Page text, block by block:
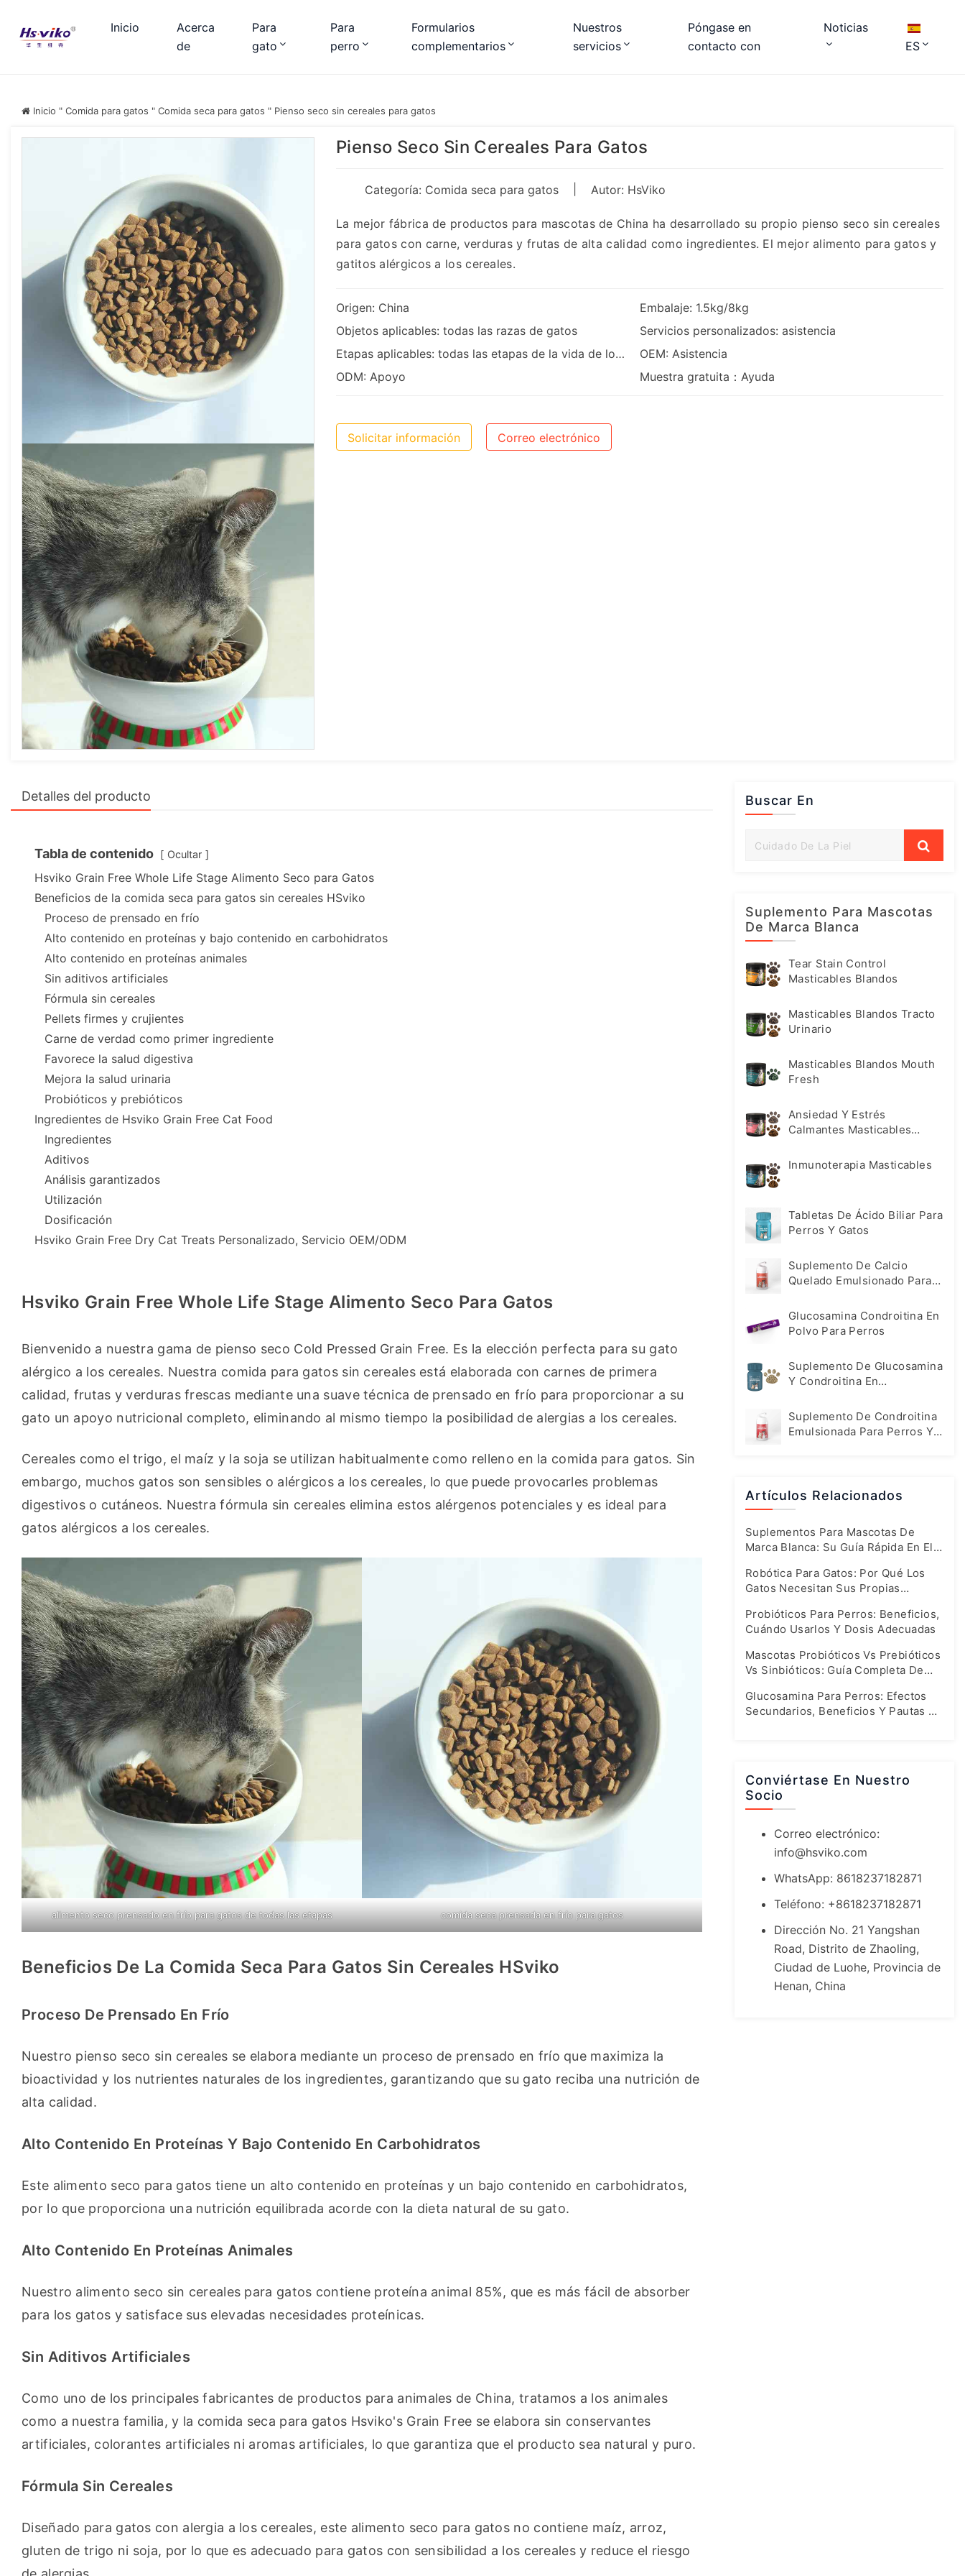
Inicio
Acerca
de
Para
gato
Para
perro
Formularios
complementarios
Nuestros
servicios
Póngase en
contacto con
Noticias
ES
Inicio " Comida para gatos " Comida seca para gatos " Pienso seco sin cereales para gatos
Pienso Seco Sin Cereales Para Gatos
Categoría: Comida seca para gatos Autor: HsViko
La mejor fábrica de productos para mascotas de China ha desarrollado su propio pienso seco sin cereales
para gatos con carne, verduras y frutas de alta calidad como ingredientes. El mejor alimento para gatos y
gatitos alérgicos a los cereales.
Origen: China
Embalaje: 1.5kg/8kg
Objetos aplicables: todas las razas de gatos
Servicios personalizados: asistencia
Etapas aplicables: todas las etapas de la vida de los gatos
OEM: Asistencia
ODM: Apoyo
Muestra gratuita：Ayuda
Solicitar información Correo electrónico
Detalles del producto
Tabla de contenido Ocultar
Hsviko Grain Free Whole Life Stage Alimento Seco para Gatos
Beneficios de la comida seca para gatos sin cereales HSviko
Proceso de prensado en frío
Alto contenido en proteínas y bajo contenido en carbohidratos
Alto contenido en proteínas animales
Sin aditivos artificiales
Fórmula sin cereales
Pellets firmes y crujientes
Carne de verdad como primer ingrediente
Favorece la salud digestiva
Mejora la salud urinaria
Probióticos y prebióticos
Ingredientes de Hsviko Grain Free Cat Food
Ingredientes
Aditivos
Análisis garantizados
Utilización
Dosificación
Hsviko Grain Free Dry Cat Treats Personalizado, Servicio OEM/ODM
Hsviko Grain Free Whole Life Stage Alimento Seco Para Gatos
Bienvenido a nuestra gama de pienso seco Cold Pressed Grain Free. Es la elección perfecta para su gato
alérgico a los cereales. Nuestra comida para gatos sin cereales está elaborada con carnes de primera
calidad, frutas y verduras frescas mediante una suave técnica de prensado en frío para proporcionar a su
gato un apoyo nutricional completo, eliminando al mismo tiempo la posibilidad de alergias a los cereales.
Cereales como el trigo, el maíz y la soja se utilizan habitualmente como relleno en la comida para gatos. Sin
embargo, muchos gatos son sensibles o alérgicos a los cereales, lo que puede provocarles problemas
digestivos o cutáneos. Nuestra fórmula sin cereales elimina estos alérgenos potenciales y es ideal para
gatos alérgicos a los cereales.
alimento seco prensado en frío para gatos de todas las etapas comida seca prensada en frío para gatos
Beneficios De La Comida Seca Para Gatos Sin Cereales HSviko
Proceso De Prensado En Frío
Nuestro pienso seco sin cereales se elabora mediante un proceso de prensado en frío que maximiza la
bioactividad y los nutrientes naturales de los ingredientes, garantizando que su gato reciba una nutrición de
alta calidad.
Alto Contenido En Proteínas Y Bajo Contenido En Carbohidratos
Este alimento seco para gatos tiene un alto contenido en proteínas y un bajo contenido en carbohidratos,
por lo que proporciona una nutrición equilibrada acorde con la dieta natural de su gato.
Alto Contenido En Proteínas Animales
Nuestro alimento seco sin cereales para gatos contiene proteína animal 85%, que es más fácil de absorber
para los gatos y satisface sus elevadas necesidades proteínicas.
Sin Aditivos Artificiales
Como uno de los principales fabricantes de productos para animales de China, tratamos a los animales
como a nuestra familia, y la comida seca para gatos Hsviko's Grain Free se elabora sin conservantes
artificiales, colorantes artificiales ni aromas artificiales, lo que garantiza que el producto sea natural y puro.
Fórmula Sin Cereales
Diseñado para gatos con alergia a los cereales, este alimento seco para gatos no contiene maíz, arroz,
gluten de trigo ni soja, por lo que es adecuado para gatos con sensibilidad a los cereales y reduce el riesgo
Buscar En
Suplemento Para Mascotas
De Marca Blanca
Tear Stain Control
Masticables Blandos
Masticables Blandos Tracto
Urinario
Masticables Blandos Mouth
Fresh
Ansiedad Y Estrés
Calmantes Masticables
Inmunoterapia Masticables
Tabletas De Ácido Biliar Para
Perros Y Gatos
Suplemento De Calcio
Quelado Emulsionado Para
Glucosamina Condroitina En
Polvo Para Perros
Suplemento De Glucosamina
Y Condroitina En
Suplemento De Condroitina
Emulsionada Para Perros Y
Artículos Relacionados
Suplementos Para Mascotas De
Marca Blanca: Su Guía Rápida En El
Robótica Para Gatos: Por Qué Los
Gatos Necesitan Sus Propias
Probióticos Para Perros: Beneficios,
Cuándo Usarlos Y Dosis Adecuadas
Mascotas Probióticos Vs Prebióticos
Vs Sinbióticos: Guía Completa De
Glucosamina Para Perros: Efectos
Secundarios, Beneficios Y Pautas De
Conviértase En Nuestro
Socio
Correo electrónico:
info@hsviko.com
WhatsApp: 8618237182871
Teléfono: +8618237182871
Dirección No. 21 Yangshan
Road, Distrito de Zhaoling,
Ciudad de Luohe, Provincia de
Henan, China